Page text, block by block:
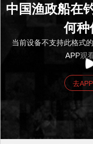
中国渔政船在
何种
当前设备不支持此格式
APP观
去